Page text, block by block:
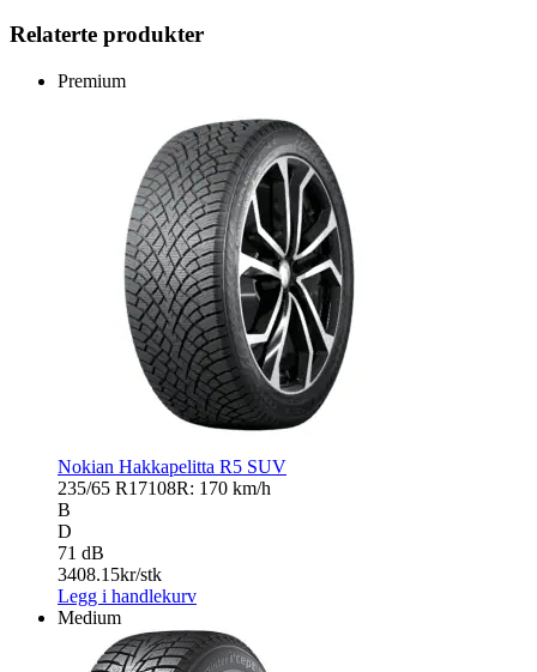
Relaterte produkter
Premium
Nokian Hakkapelitta R5 SUV
235/65 R17108R: 170 km/h
B
D
71 dB
3408.15kr/stk
Legg i handlekurv
Medium